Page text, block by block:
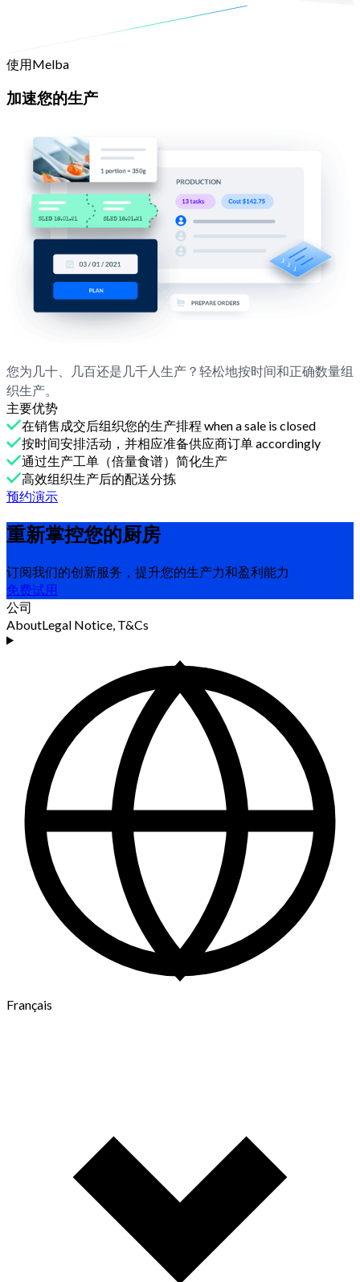
使用Melba
加速您的生产
您为几十、几百还是几千人生产？轻松地按时间和正确数量组
织生产。
主要优势
在销售成交后组织您的生产排程 when a sale is closed
按时间安排活动，并相应准备供应商订单 accordingly
通过生产工单（倍量食谱）简化生产
高效组织生产后的配送分拣
预约演示
重新掌控您的厨房
订阅我们的创新服务，提升您的生产力和盈利能力
免费试用
公司
AboutLegal Notice, T&Cs
Français